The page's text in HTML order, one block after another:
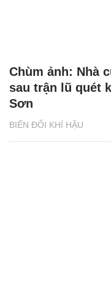
BIẾN ĐỔI KHÍ HẬU
Chùm ảnh: Nhà
sau trận lũ quét
Sơn